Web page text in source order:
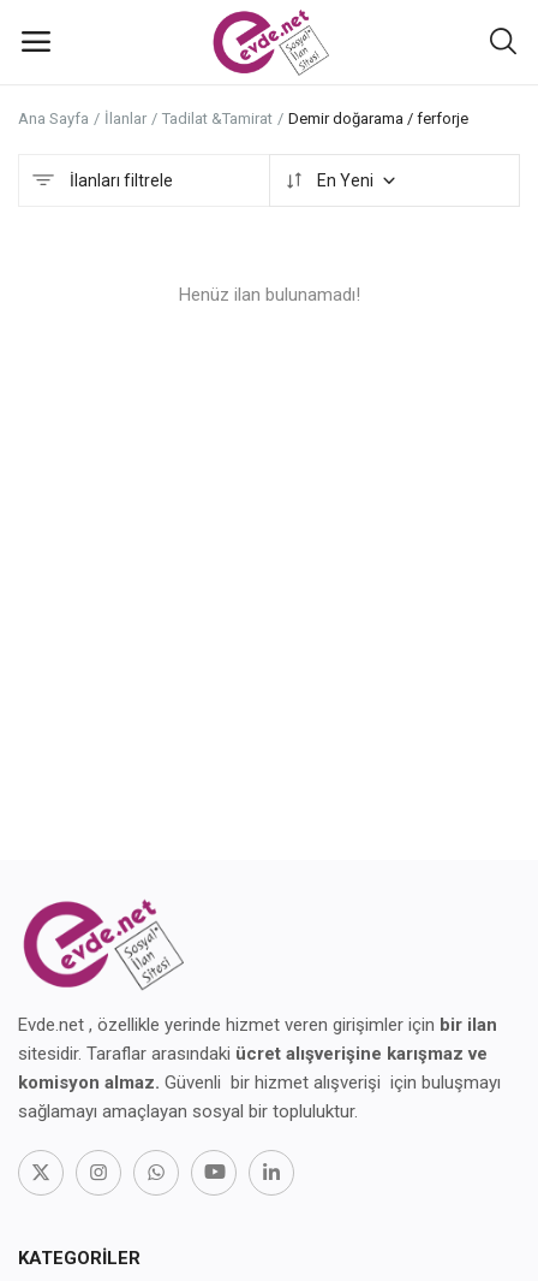
ekle
Ana Sayfa İlanlar Tadilat &Tamirat Demir doğarama / ferforje
İlanları filtrele En Yeni
Henüz ilan bulunamadı!
Evde.net , özellikle yerinde hizmet veren girişimler için bir ilan
sitesidir. Taraflar arasındaki ücret alışverişine karışmaz ve
komisyon almaz. Güvenli bir hizmet alışverişi için buluşmayı
sağlamayı amaçlayan sosyal bir topluluktur.
KATEGORILER